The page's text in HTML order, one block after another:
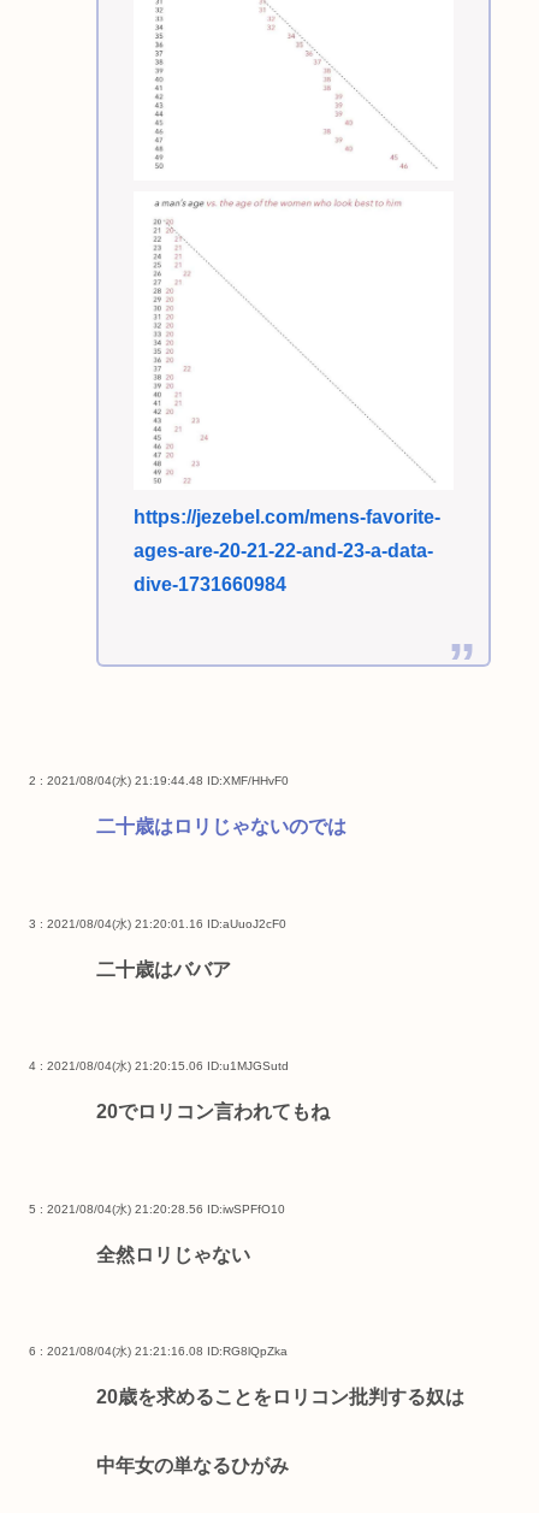
https://jezebel.com/mens-favorite-
ages-are-20-21-22-and-23-a-data-
dive-1731660984
2 : 2021/08/04(水) 21:19:44.48 ID:XMF/HHvF0
二十歳はロリじゃないのでは
3 : 2021/08/04(水) 21:20:01.16 ID:aUuoJ2cF0
二十歳はババア
4 : 2021/08/04(水) 21:20:15.06 ID:u1MJGSutd
20でロリコン言われてもね
5 : 2021/08/04(水) 21:20:28.56 ID:iwSPFfO10
全然ロリじゃない
6 : 2021/08/04(水) 21:21:16.08 ID:RG8lQpZka
20歳を求めることをロリコン批判する奴は
中年女の単なるひがみ